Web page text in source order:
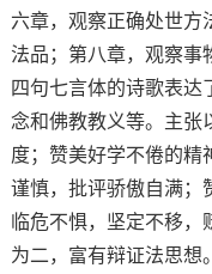
六章，观察正确处世方
法品；第八章，观察事
四句七言体的诗歌表达
念和佛教教义等。主张
度；赞美好学不倦的精
谨慎，批评骄傲自满；
临危不惧，坚定不移
为二，富有辩证法思想。